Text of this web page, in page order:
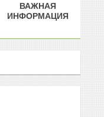
ВАЖНАЯ
ИНФОРМАЦИЯ